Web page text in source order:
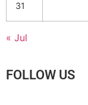
31
« Jul
FOLLOW US